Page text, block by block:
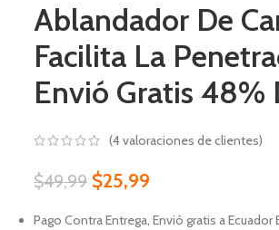
Ablandador De
Facilita La
Envió Gratis 48%
(4valoraciones de clientes)
$49,99 $25,99
Pago Contra Entrega, Envió gratis a